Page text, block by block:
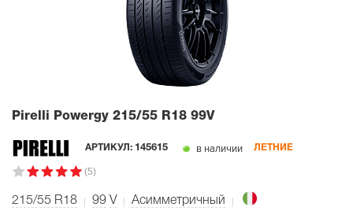
Pirelli Powergy 215/55 R18 99V
АРТИКУЛ: 145615 в наличии ЛЕТНИЕ
(5)
215/55 R18 99 V Асимметричный